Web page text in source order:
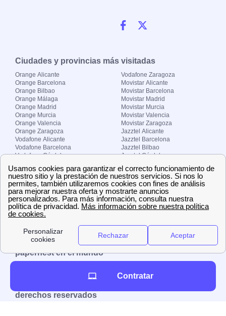
Ciudades y provincias más visitadas
Orange Alicante
Orange Barcelona
Orange Bilbao
Orange Málaga
Orange Madrid
Orange Murcia
Orange Valencia
Orange Zaragoza
Vodafone Alicante
Vodafone Barcelona
Vodafone Córdoba
Vodafone Madrid
Vodafone Murcia
Vodafone Valencia
Vodafone Zaragoza
Movistar Alicante
Movistar Barcelona
Movistar Madrid
Movistar Murcia
Movistar Valencia
Movistar Zaragoza
Jazztel Alicante
Jazztel Barcelona
Jazztel Bilbao
Jazztel Córdoba
Jazztel Málaga
Jazztel Valencia
Jazztel Zaragoza
Sobre Zona-internet.com
¿Quiénes somos?
El grupo papernest
Aviso legal Nuestras ofertas de trabajo
papernest en el mundo
Reino Unido
derechos reservados
Contratar